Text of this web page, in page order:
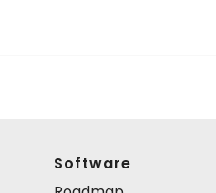
Software